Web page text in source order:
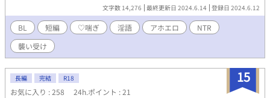
文字数 14,276 最終更新日 2024.6.14 登録日 2024.6.12
BL 短編 ♡喘ぎ 淫語 アホエロ
NTR
襲い受け
15
長編 完結 R18
お気に入り : 258 24h.ポイント : 21